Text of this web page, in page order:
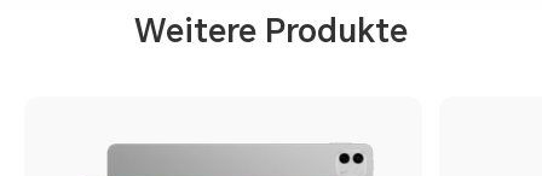
Weitere Produkte